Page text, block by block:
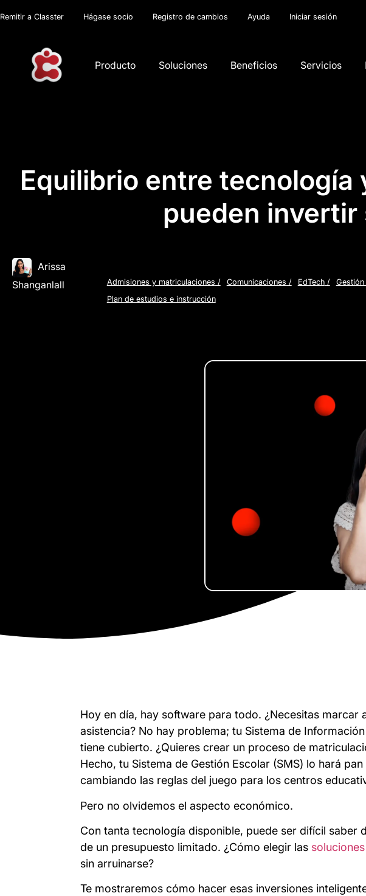
Remitir a Classter Hágase socio Registro de cambios Ayuda Iniciar sesión
Producto Soluciones Beneficios Servicios
Equilibrio entre tecnología
pueden invertir
Arissa
Shanganlall
Admisiones y matriculaciones / Comunicaciones / EdTech/
Plan de estudios e instrucción
Hoy en día, hay software para todo. ¿Necesitas marcar
asistencia? No hay problema; tu Sistema de
tiene cubierto. ¿Quieres crear un proceso de
Hecho, tu Sistema de Gestión Escolar (SMS) lo hará
cambiando las reglas del juego para los centros
Pero no olvidemos el aspecto económico.
Con tanta tecnología disponible, puede ser difícil saber
de un presupuesto limitado. ¿Cómo elegir las
sin arruinarse?
Te mostraremos cómo hacer esas inversiones